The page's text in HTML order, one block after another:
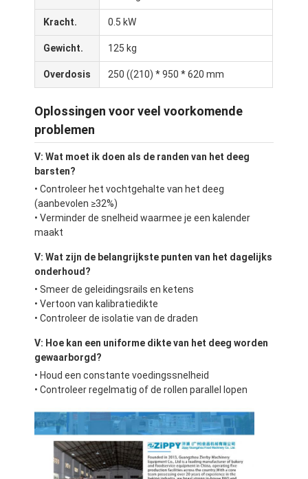
Voedselvormer
Deeg Sheeter
Commerciële Broodsnijmachine
Koelkast Proofer
Oven met rek
commerciële bakkerijoven
convectieoven
Combinatieoven
Kleine bakkerijapparatuur
Vrieskasten voor commerciële presentaties
Werkbankvriezer
IJsblokjesmachine
Vertoonkast van de bakkerij
Kracht. 0.5 kW
Gewicht. 125 kg
Overdosis 250 ((210) * 950 * 620 mm
Oplossingen voor veel voorkomende
problemen
V: Wat moet ik doen als de randen van het deeg
barsten?
• Controleer het vochtgehalte van het deeg
(aanbevolen ≥32%)
• Verminder de snelheid waarmee je een kalender
maakt
V: Wat zijn de belangrijkste punten van het dagelijks
onderhoud?
• Smeer de geleidingsrails en ketens
• Vertoon van kalibratiedikte
• Controleer de isolatie van de draden
V: Hoe kan een uniforme dikte van het deeg worden
gewaarborgd?
• Houd een constante voedingssnelheid
• Controleer regelmatig of de rollen parallel lopen